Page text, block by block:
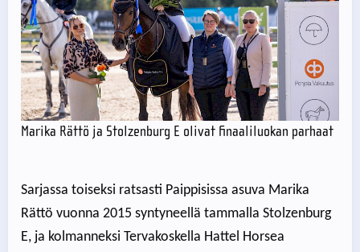
Marika Rättö ja Stolzenburg E olivat finaaliluokan parhaat
Sarjassa toiseksi ratsasti Paippisissa asuva Marika
Rättö vuonna 2015 syntyneellä tammalla Stolzenburg
E, ja kolmanneksi Tervakoskella Hattel Horsea